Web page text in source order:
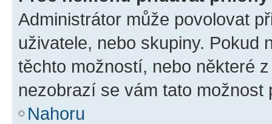
Administrátor může povolovat
uživatele, nebo skupiny. Pokud
těchto možností, nebo některé
nezobrazí se vám tato
Nahoru